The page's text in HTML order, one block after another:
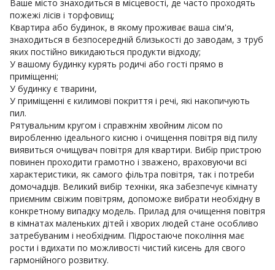
Ваше місто знаходиться в місцевості, де часто проходять
пожежі лісів і торфовищ;
Квартира або будинок, в якому проживає ваша сім'я,
знаходиться в безпосередній близькості до заводам, з труб
яких постійно викидаються продукти відходу;
У вашому будинку курять родичі або гості прямо в
приміщенні;
У будинку є тварини,
У приміщенні є килимові покриття і речі, які накопичують
пил.
Рятувальним кругом і справжнім хвойним лісом по
виробленню ідеального кисню і очищення повітря від пилу
виявиться очищувач повітря для квартири. Вибір пристрою
повинен проходити грамотно і зважено, враховуючи всі
характеристики, як самого фільтра повітря, так і потреби
домочадців. Великий вибір техніки, яка забезпечує кімнату
приємним свіжим повітрям, допоможе вибрати необхідну в
конкретному випадку модель. Прилад для очищення повітря
в кімнатах маленьких дітей і хворих людей стане особливо
затребуваним і необхідним. Підростаюче покоління має
рости і вдихати по можливості чистий кисень для свого
гармонійного розвитку.